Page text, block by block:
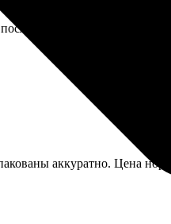
мойки, доволен.
аккуратно. Цена